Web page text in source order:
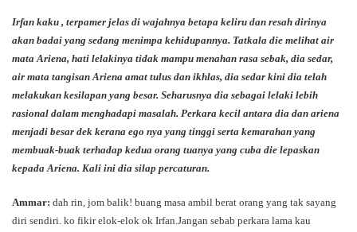
Irfan kaku , terpamer jelas di wajahnya betapa keliru dan resah dirinya
akan badai yang sedang menimpa kehidupannya. Tatkala die melihat air
mata Ariena, hati lelakinya tidak mampu menahan rasa sebak, dia sedar,
air mata tangisan Ariena amat tulus dan ikhlas, dia sedar kini dia telah
melakukan kesilapan yang besar. Seharusnya dia sebagai lelaki lebih
rasional dalam menghadapi masalah. Perkara kecil antara dia dan ariena
menjadi besar dek kerana ego nya yang tinggi serta kemarahan yang
membuak-buak terhadap kedua orang tuanya yang cuba die lepaskan
kepada Ariena. Kali ini dia silap percaturan.
Ammar: dah rin, jom balik! buang masa ambil berat orang yang tak sayang
diri sendiri. ko fikir elok-elok ok Irfan.Jangan sebab perkara lama kau